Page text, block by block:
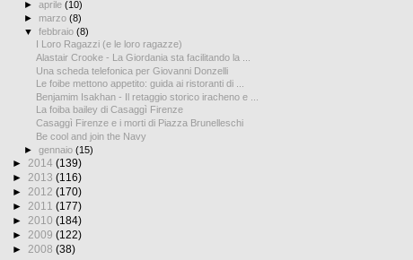
►aprile(10)
► marzo(8)
▼febbraio(8)
I Loro Ragazzi (e le loro ragazze)
Alastair Crooke - La Giordania sta facilitando la ...
Una scheda telefonica per Giovanni Donzelli
Le foibe mettono appetito: guida ai ristoranti di ...
Benjamim Isakhan - Il retaggio storico iracheno e ...
La foiba bailey di Casaggì Firenze
Casaggì Firenze e i morti di Piazza Brunelleschi
Be cool and join the Navy
►gennaio(15)
► 2014 (139)
► 2013 (116)
► 2012 (170)
► 2011 (177)
► 2010 (184)
► 2009 (122)
► 2008 (38)